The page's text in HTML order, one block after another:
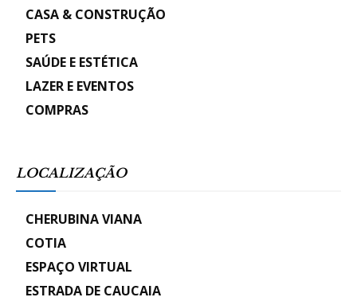
CASA & CONSTRUÇÃO
PETS
SAÚDE E ESTÉTICA
LAZER E EVENTOS
COMPRAS
LOCALIZAÇÃO
CHERUBINA VIANA
COTIA
ESPAÇO VIRTUAL
ESTRADA DE CAUCAIA